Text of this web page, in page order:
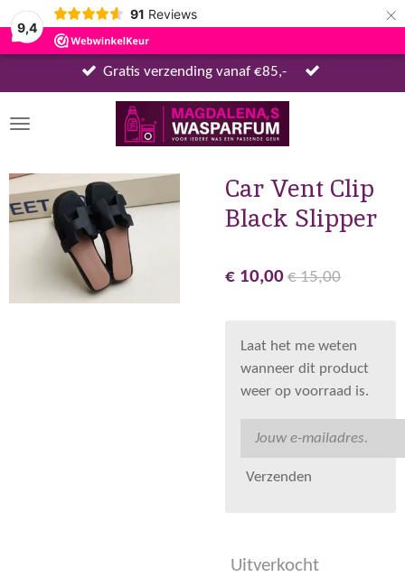
9,4
91 Reviews ×
Gratis verzending vanaf €85,-
Car Vent Clip
Black Slipper
€ 10,00 € 15,00
Laat het me weten
wanneer dit product
weer op voorraad is.
Verzenden
Uitverkocht